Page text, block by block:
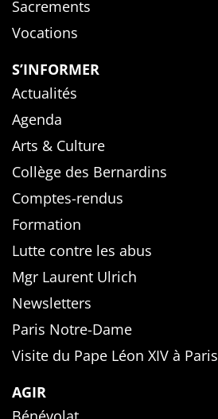
Sacrements
Vocations
S’INFORMER
Actualités
Agenda
Arts & Culture
Collège des Bernardins
Comptes-rendus
Formation
Lutte contre les abus
Mgr Laurent Ulrich
Newsletters
Paris Notre-Dame
Visite du Pape Léon XIV à Paris
AGIR